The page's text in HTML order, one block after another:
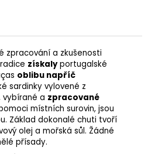
zpracování a zkušenosti
získalyportugalské
oblibu napříč
sardinky vylovené z
vybírané a zpracované
místních surovin, jsou
Základ dokonalé chuti tvoří
olej a mořská sůl. Žádné
přísady.